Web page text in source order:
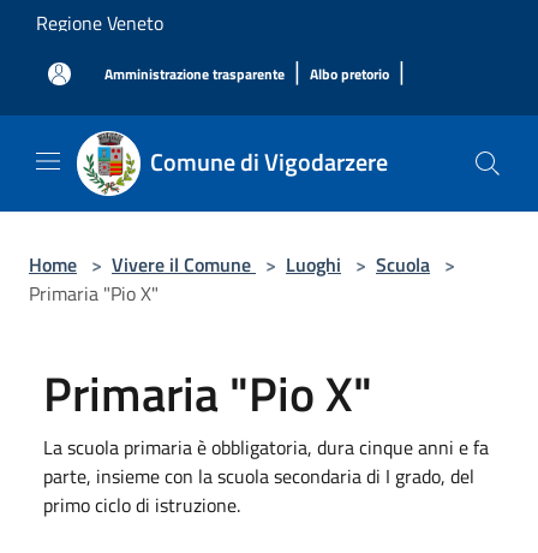
Salta al contenuto principale
Regione Veneto
Amministrazione trasparente | Albo pretorio |
Comune di Vigodarzere
Home > Vivere il Comune > Luoghi > Scuola >
Primaria "Pio X"
Primaria "Pio X"
La scuola primaria è obbligatoria, dura cinque anni e fa
parte, insieme con la scuola secondaria di I grado, del
primo ciclo di istruzione.